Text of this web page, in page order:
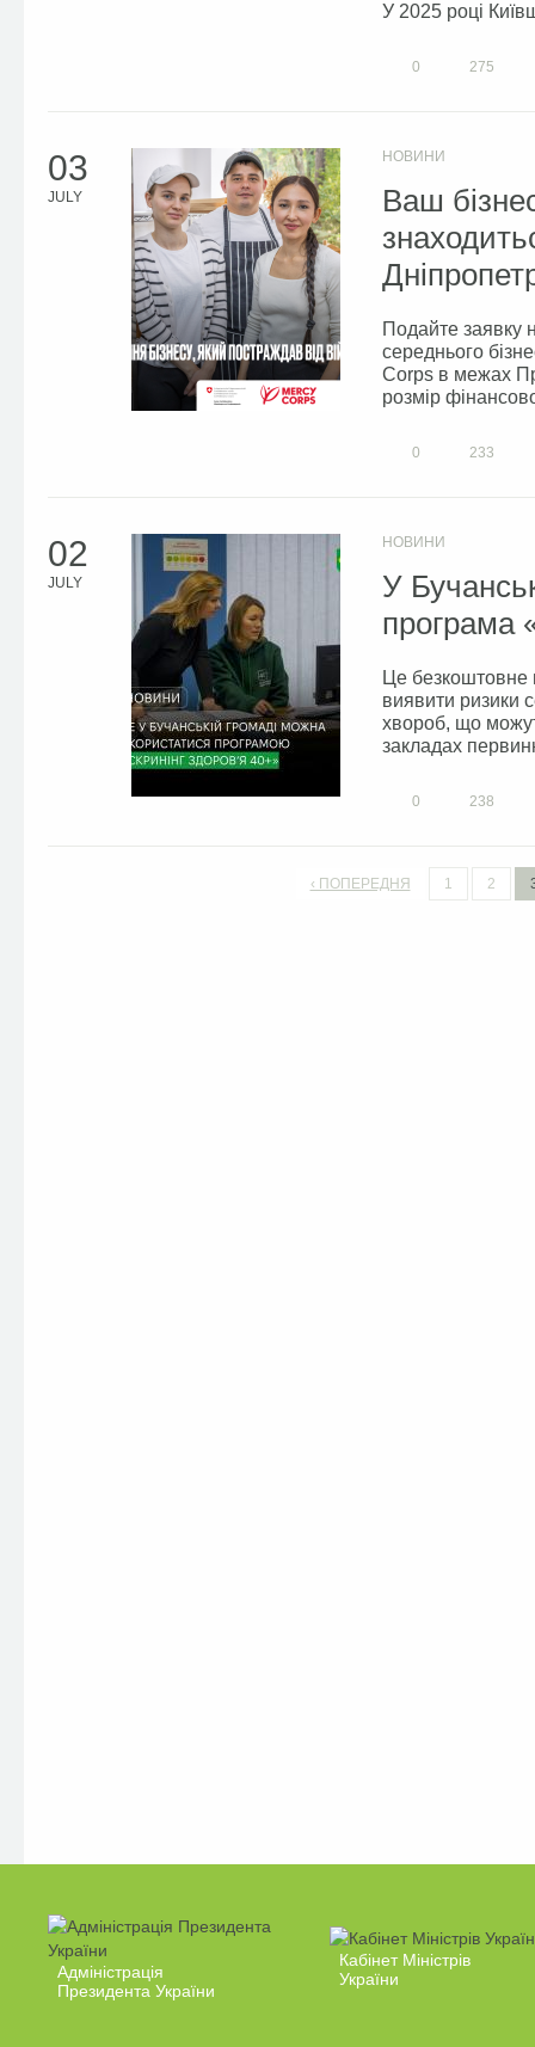
У 2025 році
0 275
03
JULY
НОВИНИ
Ваш
Подайте заявку
середнього
Corps в межах
розмір
0 233
02
JULY
НОВИНИ
У
програма
Це безкоштовне
виявити ризики
хвороб, що
закладах
0 238
‹ ПОПЕРЕДНЯ 1 2
Адміністрація
Президента України
Кабінет Міністрів
України